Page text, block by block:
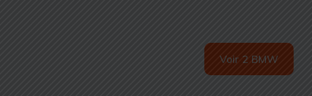
Voir 2 BMW